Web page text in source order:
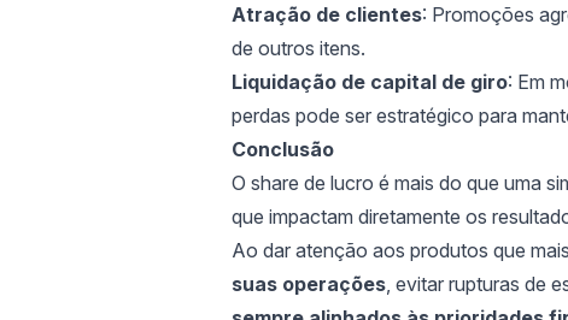
Atração de clientes: Promoções
de outros itens.
Liquidação de capital de giro: Em
perdas pode ser estratégico para
Conclusão
O share de lucro é mais do que uma
que impactam diretamente os
Ao dar atenção aos produtos que
suas operações, evitar rupturas de